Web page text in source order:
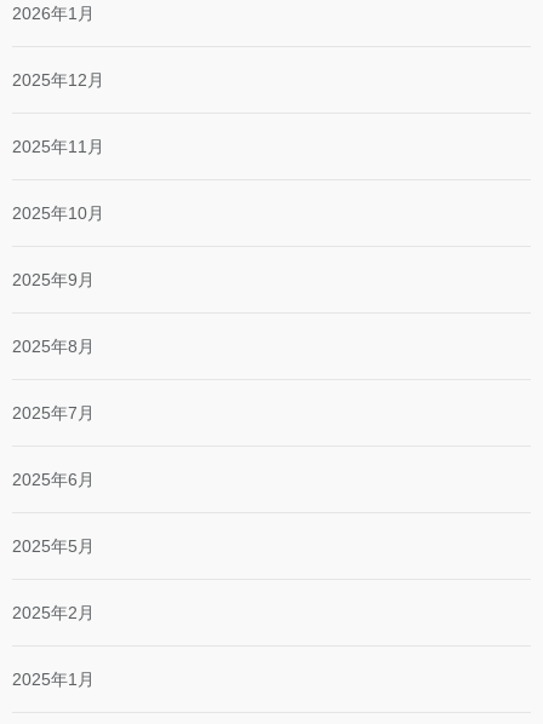
2026年1月
2025年12月
2025年11月
2025年10月
2025年9月
2025年8月
2025年7月
2025年6月
2025年5月
2025年2月
2025年1月